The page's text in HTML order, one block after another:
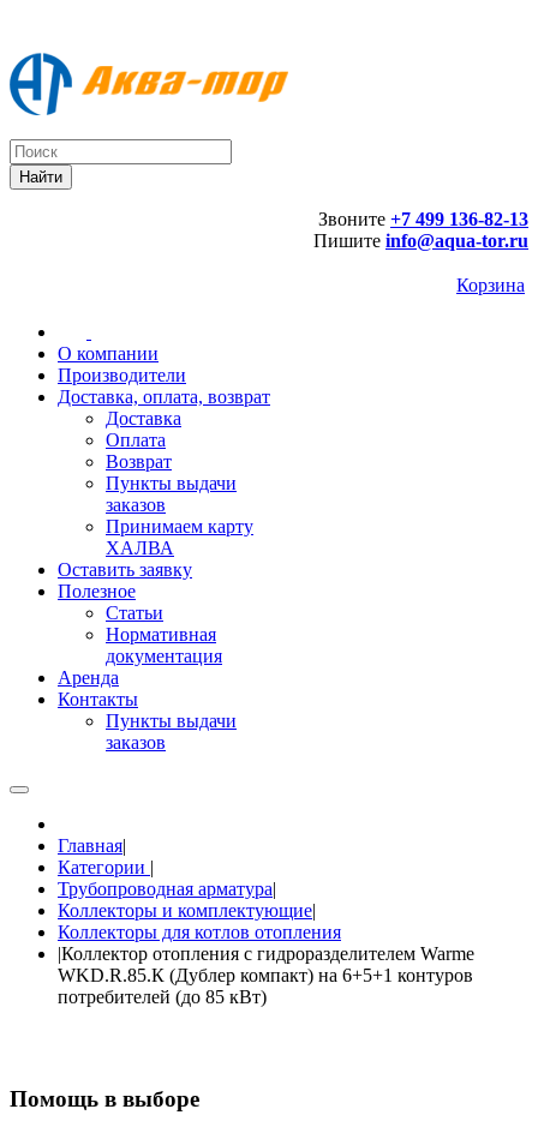
Звоните +7 499 136-82-13
Пишите info@aqua-tor.ru
Корзина
О компании
Производители
Доставка, оплата, возврат
Доставка
Оплата
Возврат
Пункты выдачи
заказов
Принимаем карту
ХАЛВА
Оставить заявку
Полезное
Статьи
Нормативная
документация
Аренда
Контакты
Пункты выдачи
заказов
Главная|
Категории |
Трубопроводная арматура|
Коллекторы и комплектующие|
Коллекторы для котлов отопления
|Коллектор отопления с гидроразделителем Warme
WKD.R.85.К (Дублер компакт) на 6+5+1 контуров
потребителей (до 85 кВт)
Помощь в выборе